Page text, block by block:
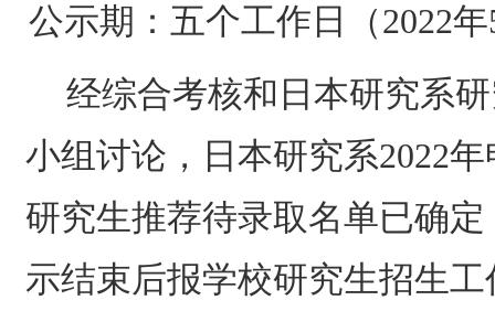
公示期：五个工作日（2022年
经综合考核和日本研究系
小组讨论，日本研究系2022年
研究生推荐待录取名单已确
示结束后报学校研究生招生